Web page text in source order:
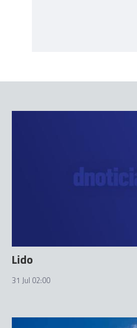
Lido
31 Jul 02:00